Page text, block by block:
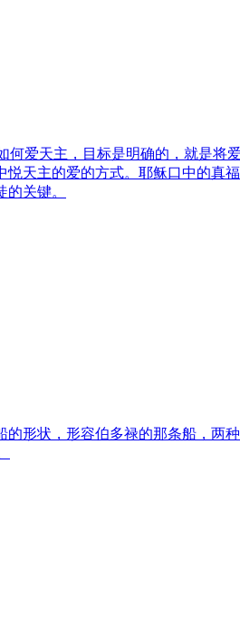
爱天主，目标是明确的，就是
天主的爱的方式。耶稣口中的
关键。
形状，形容伯多禄的那条船，